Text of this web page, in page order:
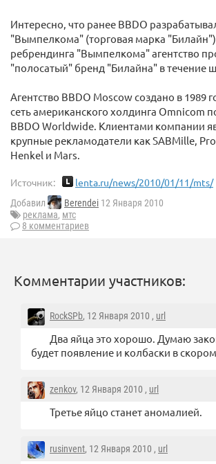
Интересно, что ранее BBDO
"Вымпелкома" (торговая марка
ребрендинга "Вымпелкома" агентство
"полосатый" бренд "Билайна" в течение
Агентство BBDO Moscow создано в 1989
сеть американского холдинга Omnicom
BBDO Worldwide. Клиентами компании
крупные рекламодатели как SABMille,
Henkel и Mars.
Источник: lenta.ru/news/2010/01/11/mts/
Добавил Berendei 12 Января 2010
реклама, мтс
8 комментариев
Комментарии участников:
RockSPb, 12 Января 2010 , url
Два яйца это хорошо. Думаю
будет появление и колбаски в
zenkov, 12 Января 2010 , url
Третье яйцо станет аномалией.
rusinvent, 12 Января 2010 , url